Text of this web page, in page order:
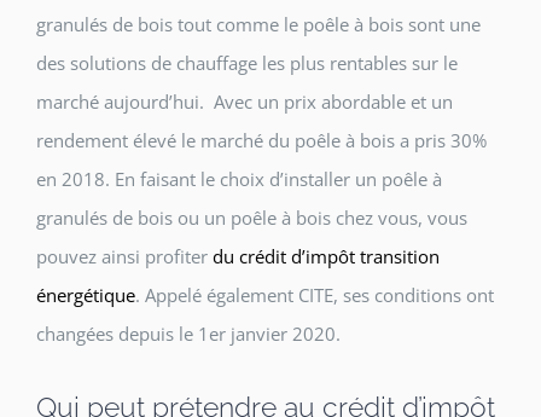
granulés de bois tout comme le poêle à bois sont une
des solutions de chauffage les plus rentables sur le
marché aujourd’hui. Avec un prix abordable et un
rendement élevé le marché du poêle à bois a pris 30%
en 2018. En faisant le choix d’installer un poêle à
granulés de bois ou un poêle à bois chez vous, vous
pouvez ainsi profiter du crédit d’impôt transition
énergétique. Appelé également CITE, ses conditions ont
changées depuis le 1er janvier 2020.
Qui peut prétendre au crédit d’impôt